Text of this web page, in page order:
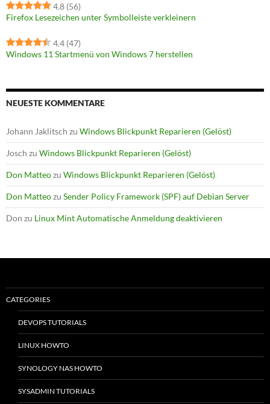
4.8 (56)
Firefox Lesezeichen unter Symbolleiste verkleinern
4.4 (47)
Windows 11 Startmenü von Windows 7 herstellen
NEUESTE KOMMENTARE
Johann Jaklitsch zu Windows Blickpunkt Reparieren (Gelöst)
Josch zu Windows Blickpunkt Reparieren (Gelöst)
Don Matteozu Windows Blickpunkt Reparieren (Gelöst)
Don Matteozu Sender Policy Framework (SPF) auf Debian Server
Don zu Linux Mint Automatische Anmeldung deaktivieren
CATEGORIES
DEVOPS TUTORIALS
LINUX HOWTO
SYNOLOGY NAS HOWTO
SYSADMIN TUTORIALS